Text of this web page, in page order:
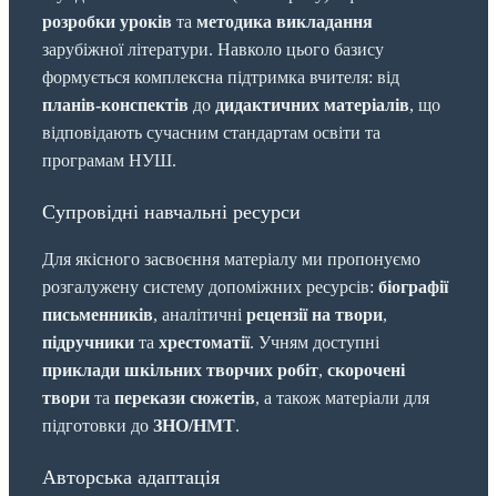
розробки уроків та методика викладання
зарубіжної літератури. Навколо цього базису
формується комплексна підтримка вчителя: від
планів-конспектів до дидактичних матеріалів, що
відповідають сучасним стандартам освіти та
програмам НУШ.
Супровідні навчальні ресурси
Для якісного засвоєння матеріалу ми пропонуємо
розгалужену систему допоміжних ресурсів: біографії
письменників, аналітичні рецензії на твори,
підручники та хрестоматії. Учням доступні
приклади шкільних творчих робіт, скорочені
твори та перекази сюжетів, а також матеріали для
підготовки до ЗНО/НМТ.
Авторська адаптація